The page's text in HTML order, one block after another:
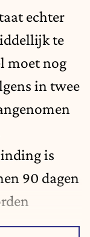
echter
te
moet nog
in twee
is
90 dagen